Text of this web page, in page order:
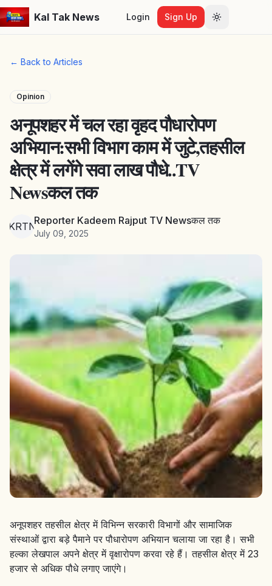
Kal Tak News Login Sign Up Toggle
← Back to Articles
Opinion
अनूपशहर में चल रहा वृहद पौधारोपण
अभियान:सभी विभाग काम में जुटे,तहसील
क्षेत्र में लगेंगे सवा लाख पौधे..TV
Newsकल तक
RKRTNतReporter Kadeem Rajput TV Newsकल तक
July 09, 2025
अनूपशहर तहसील क्षेत्र में विभिन्न सरकारी विभागों और सामाजिक
संस्थाओं द्वारा बड़े पैमाने पर पौधारोपण अभियान चलाया जा रहा है। सभी
हल्का लेखपाल अपने क्षेत्र में वृक्षारोपण करवा रहे हैं। तहसील क्षेत्र में 23
हजार से अधिक पौधे लगाए जाएंगे।